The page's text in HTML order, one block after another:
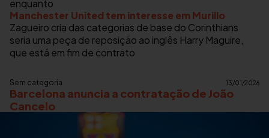
enquanto
Manchester United tem interesse em Murillo
Zagueiro cria das categorias de base do Corinthians
seria uma peça de reposição ao inglês Harry Maguire,
que está em fim de contrato
Sem categoria 13/01/2026
Barcelona anuncia a contratação de João
Cancelo